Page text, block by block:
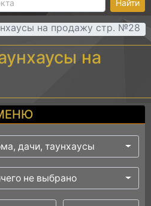
Найти
на продажу стр. №28
на
дачи, таунхаусы
не выбрано